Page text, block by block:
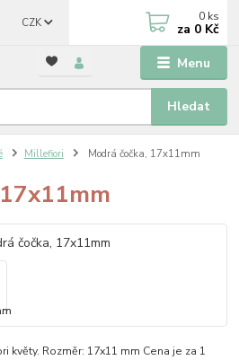
Menu
CZK
Hledat
0 ks
za 0 Kč
Millefiori Modrá čočka, 17x11mm
Rozměr: 17x11 mm Cena je za 1